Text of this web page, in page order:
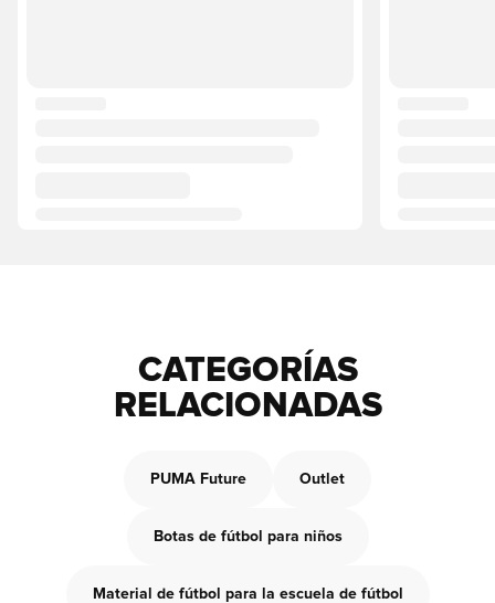
CATEGORÍAS
RELACIONADAS
PUMA Future Outlet
Botas de fútbol para niños
Material de fútbol para la escuela de fútbol